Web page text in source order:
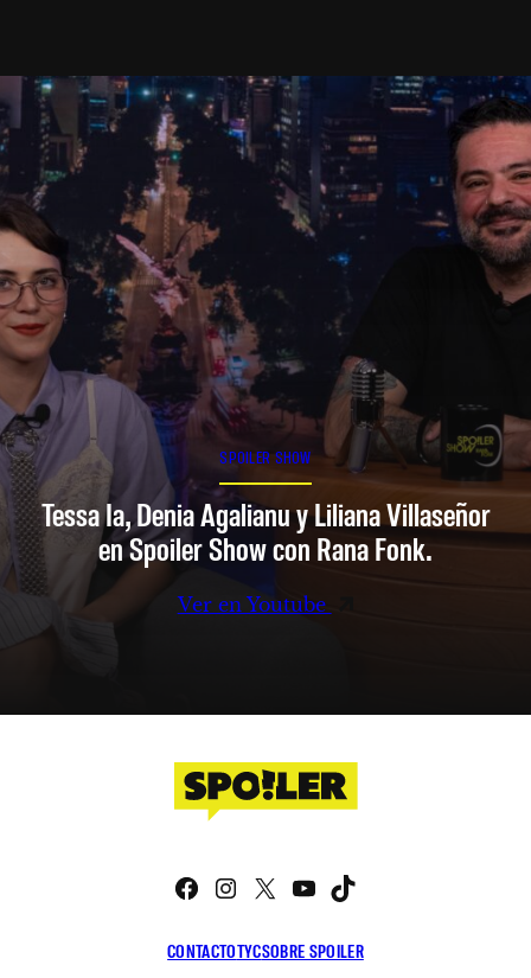
SPOILER SHOW
Tessa Ia, Denia Agalianu y Liliana Villaseñor
en Spoiler Show con Rana Fonk.
Ver en Youtube
CONTACTOTYCSOBRE SPOILER
Facebook
Instagram
X YouTube